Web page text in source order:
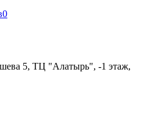
0
5, ТЦ "Алатырь", -1 этаж,